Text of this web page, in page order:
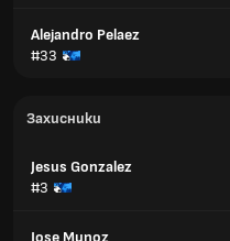
Alejandro Pelaez
#33
Захисники
Jesus Gonzalez
#3
Jose Munoz